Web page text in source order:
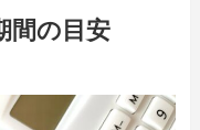
間の目安